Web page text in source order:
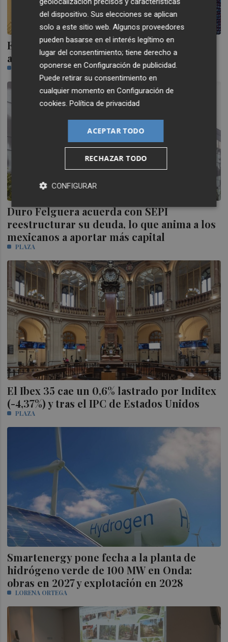
El oro desbanca al euro como segundo
activo de reserva mundial, según el BCE
Duro Felguera acuerda con SEPI
reestructurar su deuda, lo que anima a los
mexicanos a aportar más capital
PLAZA
El Ibex 35 cae un 0,6% lastrado por Inditex
(-4,37%) y tras el IPC de Estados Unidos
PLAZA
Smartenergy pone fecha a la planta de
hidrógeno verde de 100 MW en Onda:
obras en 2027 y explotación en 2028
LORENA ORTEGA
del dispositivo. Sus elecciones se aplican
solo a este sitio web. Algunos proveedores
pueden basarse en el interés legítimo en
lugar del consentimiento; tiene derecho a
oponerse enConfiguración de publicidad.
Puede retirar su consentimiento en
cualquier momento enConfiguración de
cookies.Política de privacidad
ACEPTAR TODO
RECHAZAR TODO
CONFIGURAR